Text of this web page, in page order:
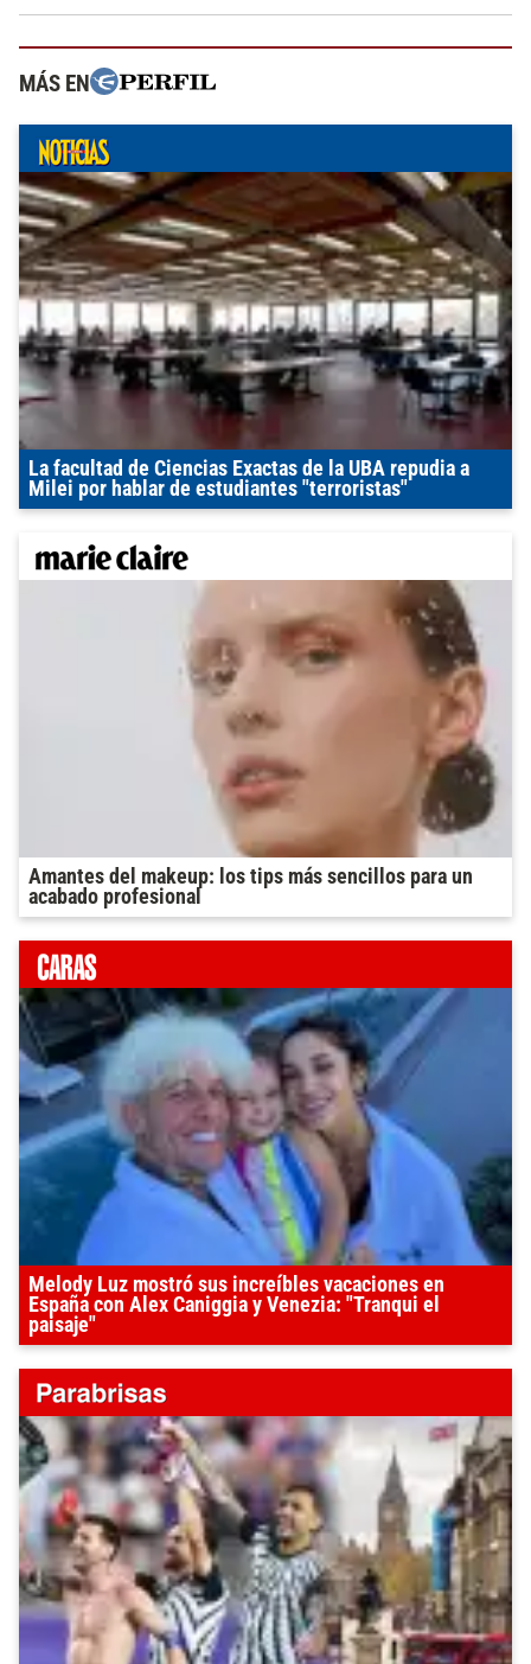
MÁS EN
La facultad de Ciencias Exactas de la UBA repudia a
Milei por hablar de estudiantes "terroristas"
Amantes del makeup: los tips más sencillos para un
acabado profesional
Melody Luz mostró sus increíbles vacaciones en
España con Alex Caniggia y Venezia: "Tranqui el
paisaje"